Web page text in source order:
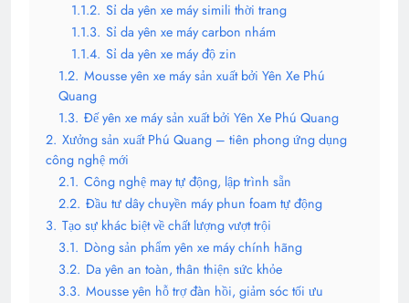
1.1.2. Sỉ da yên xe máy simili thời trang
1.1.3. Sỉ da yên xe máy carbon nhám
1.1.4. Sỉ da yên xe máy độ zin
1.2. Mousse yên xe máy sản xuất bởi Yên Xe Phú
Quang
1.3. Đế yên xe máy sản xuất bởi Yên Xe Phú Quang
2. Xưởng sản xuất Phú Quang – tiên phong ứng dụng
công nghệ mới
2.1. Công nghệ may tự động, lập trình sẵn
2.2. Đầu tư dây chuyền máy phun foam tự động
3. Tạo sự khác biệt về chất lượng vượt trội
3.1. Dòng sản phẩm yên xe máy chính hãng
3.2. Da yên an toàn, thân thiện sức khỏe
3.3. Mousse yên hỗ trợ đàn hồi, giảm sóc tối ưu